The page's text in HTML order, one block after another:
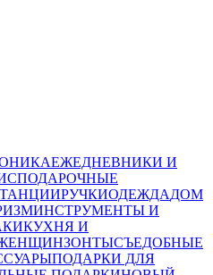
ЕЖЕДНЕВНИКИ И
ПОДАРОЧНЫЕ
РУЧКИОДЕЖДАДОМ
ИНСТРУМЕНТЫ И
КУХНЯ И
ЗОНТЫСЪЕДОБНЫЕ
ПОДАРКИ ДЛЯ